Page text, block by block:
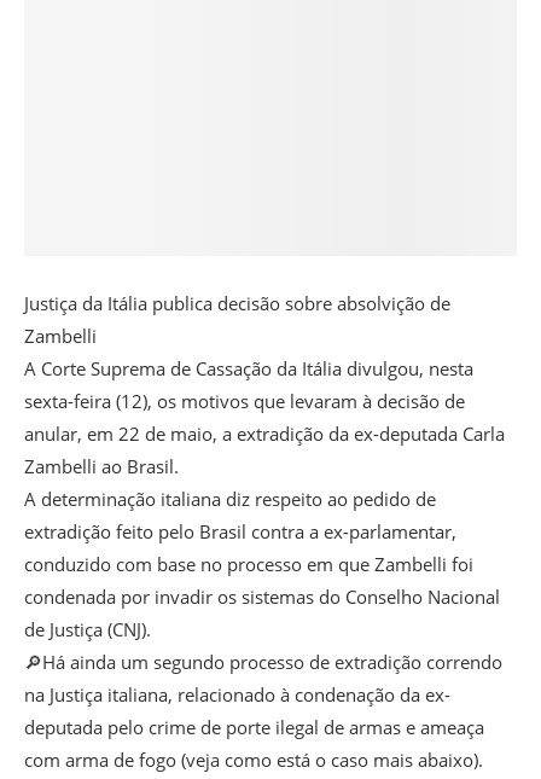
Justiça da Itália publica decisão sobre absolvição de
Zambelli
A Corte Suprema de Cassação da Itália divulgou, nesta
sexta-feira (12), os motivos que levaram à decisão de
anular, em 22 de maio, a extradição da ex-deputada Carla
Zambelli ao Brasil.
A determinação italiana diz respeito ao pedido de
extradição feito pelo Brasil contra a ex-parlamentar,
conduzido com base no processo em que Zambelli foi
condenada por invadir os sistemas do Conselho Nacional
de Justiça (CNJ).
🔎Há ainda um segundo processo de extradição correndo
na Justiça italiana, relacionado à condenação da ex-
deputada pelo crime de porte ilegal de armas e ameaça
com arma de fogo (veja como está o caso mais abaixo).